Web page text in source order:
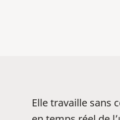
Elle travaille sans